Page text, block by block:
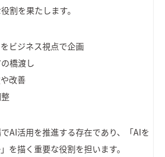
割を果たします。
ビジネス視点で企画
橋渡し
改善
AI活用を推進する存在であり、「AIを
を描く重要な役割を担います。